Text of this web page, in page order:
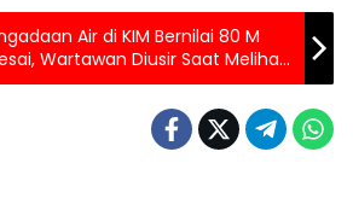
Air di KIM Bernilai 80 M
Wartawan Diusir Saat Melihat